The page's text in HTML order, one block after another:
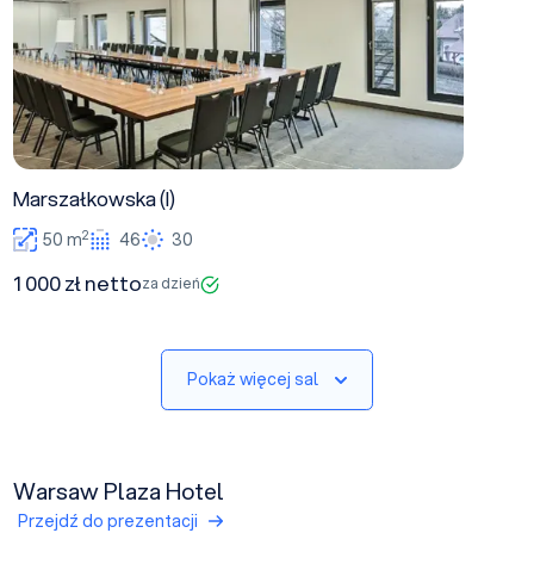
Marszałkowska (I)
50 m2 46 30
1 000 zł nettoza dzień
Pokaż więcej sal
Warsaw Plaza Hotel
Przejdź do prezentacji